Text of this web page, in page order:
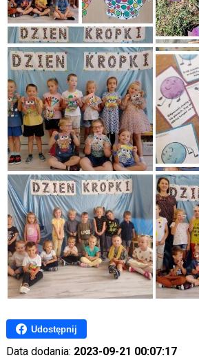
Udostępnij
Data dodania: 2023-09-21 00:07:17